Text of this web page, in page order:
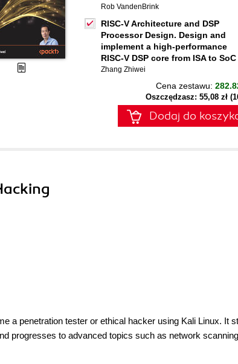
Rob VandenBrink
RISC-V Architecture and DSP
Processor Design. Design and
implement a high-performance
RISC-V DSP core from ISA to SoC
Zhang Zhiwei
Cena zestawu:
Oszczędzasz: 55,08 zł
Dodaj do
a penetration tester or ethical hacker using Kali Linux. It
progresses to advanced topics such as network